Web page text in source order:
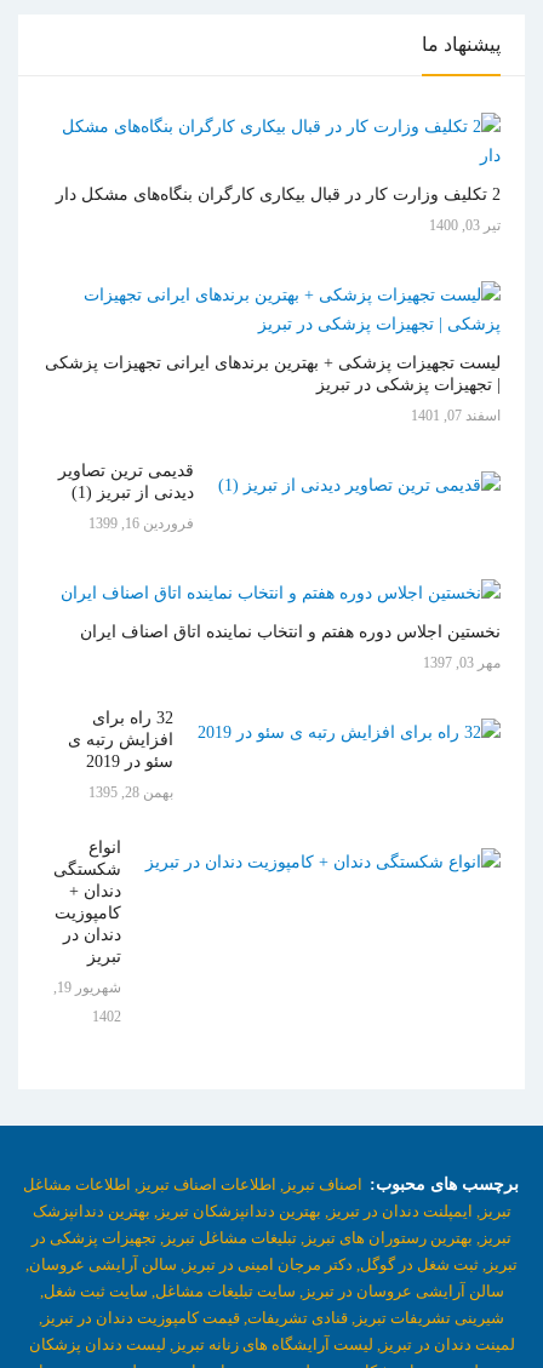
پیشنهاد ما
2 تکلیف وزارت کار در قبال بیکاری کارگران بنگاه‌های مشکل دار
تیر 03, 1400
لیست تجهیزات پزشکی + بهترین برندهای ایرانی تجهیزات پزشکی
| تجهیزات پزشکی در تبریز
اسفند 07, 1401
قدیمی ترین تصاویر
دیدنی از تبریز (1)
فروردين 16, 1399
نخستین اجلاس دوره هفتم و انتخاب نماینده اتاق اصناف ایران
مهر 03, 1397
32 راه برای
افزایش رتبه ی
سئو در 2019
بهمن 28, 1395
انواع
شکستگی
دندان +
کامپوزیت
دندان در
تبریز
شهریور 19,
1402
برچسب های محبوب: اصناف تبریز, اطلاعات اصناف تبریز, اطلاعات مشاغل
تبریز, ایمپلنت دندان در تبریز, بهترین دندانپزشکان تبریز, بهترین دندانپزشک
تبریز, بهترین رستوران های تبریز, تبلیغات مشاغل تبریز, تجهیزات پزشکی در
تبریز, ثبت شغل در گوگل, دکتر مرجان امینی در تبریز, سالن آرایشی عروسان,
سالن آرایشی عروسان در تبریز, سایت تبلیغات مشاغل, سایت ثبت شغل,
شیرینی تشریفات تبریز, قنادی تشریفات, قیمت کامپوزیت دندان در تبریز,
لمینت دندان در تبریز, لیست آرایشگاه های زنانه تبریز, لیست دندان پزشکان